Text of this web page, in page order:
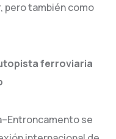
pero también como
ferroviaria
se